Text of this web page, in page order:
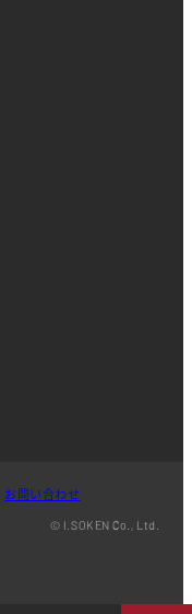
お問い合わせ
© I.SOKEN Co., Ltd.